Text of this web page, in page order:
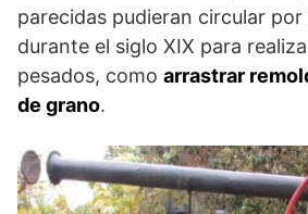
parecidas pudieran circular
durante el siglo XIX para
pesados, como arrastrar
de grano.